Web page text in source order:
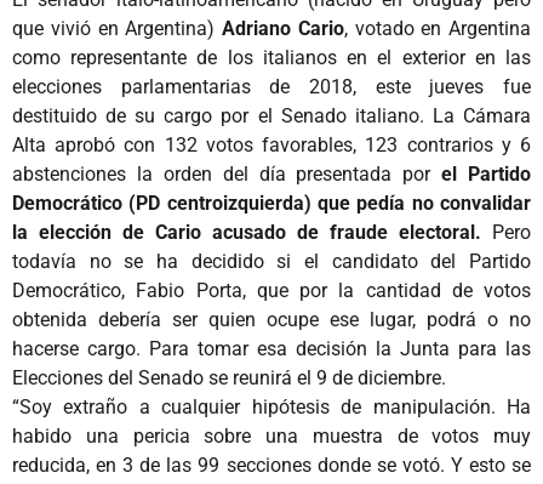
que vivió en Argentina) Adriano Cario, votado en Argentina
como representante de los italianos en el exterior en las
elecciones parlamentarias de 2018, este jueves fue
destituido de su cargo por el Senado italiano. La Cámara
Alta aprobó con 132 votos favorables, 123 contrarios y 6
abstenciones la orden del día presentada porel Partido
Democrático (PD centroizquierda) que pedía no convalidar
la elección de Cario acusado de fraude electoral. Pero
todavía no se ha decidido si el candidato del Partido
Democrático, Fabio Porta, que por la cantidad de votos
obtenida debería ser quien ocupe ese lugar, podrá o no
hacerse cargo. Para tomar esa decisión la Junta para las
Elecciones del Senado se reunirá el 9 de diciembre.
“Soy extraño a cualquier hipótesis de manipulación. Ha
habido una pericia sobre una muestra de votos muy
reducida, en 3 de las 99 secciones donde se votó. Y esto se